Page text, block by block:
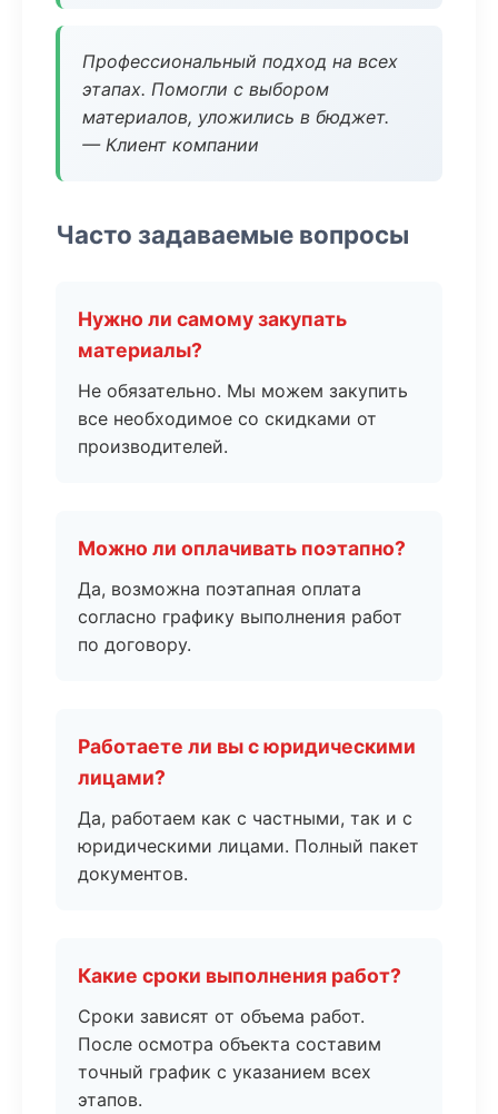
Профессиональный подход на всех
этапах. Помогли с выбором
материалов, уложились в бюджет.
— Клиент компании
Часто задаваемые вопросы
Нужно ли самому закупать
материалы?
Не обязательно. Мы можем закупить
все необходимое со скидками от
производителей.
Можно ли оплачивать поэтапно?
Да, возможна поэтапная оплата
согласно графику выполнения работ
по договору.
Работаете ли вы с юридическими
лицами?
Да, работаем как с частными, так и с
юридическими лицами. Полный пакет
документов.
Какие сроки выполнения работ?
Сроки зависят от объема работ.
После осмотра объекта составим
точный график с указанием всех
этапов.